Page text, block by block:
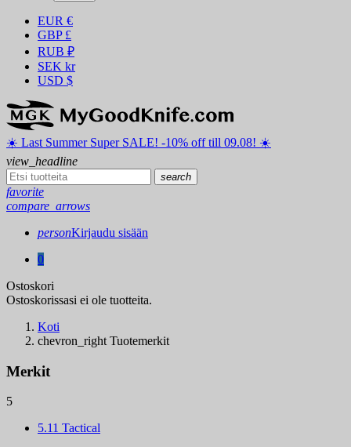
EUR €
GBP £
RUB ₽
SEK kr
USD $
☀️ ️Last Summer Super SALE! -10% off till 09.08! ☀️
view_headline
search
favorite
compare_arrows
personKirjaudu sisään
0
Ostoskori
Ostoskorissasi ei ole tuotteita.
Koti
chevron_right Tuotemerkit
Merkit
5
5.11 Tactical